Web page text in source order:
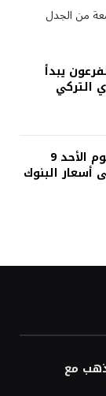
من الجدل
والرقم 10.. الفرعون يبدأ
التركي
سعر الريال السعودي اليوم الأحد 9
على أسعار البنوك
مع